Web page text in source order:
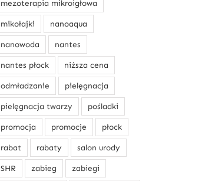
mezoterapia mikroigłowa
mikołajki nanoaqua
nanowoda nantes
nantes płock niższa cena
odmładzanie pielęgnacja
pielęgnacja twarzy pośladki
promocja promocje płock
rabat rabaty salon urody
SHR zabieg zabiegi